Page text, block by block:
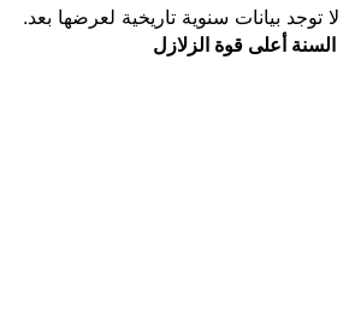
لا توجد بيانات سنوية تاريخية لعرضها بعد.
السنة أعلى قوة الزلازل